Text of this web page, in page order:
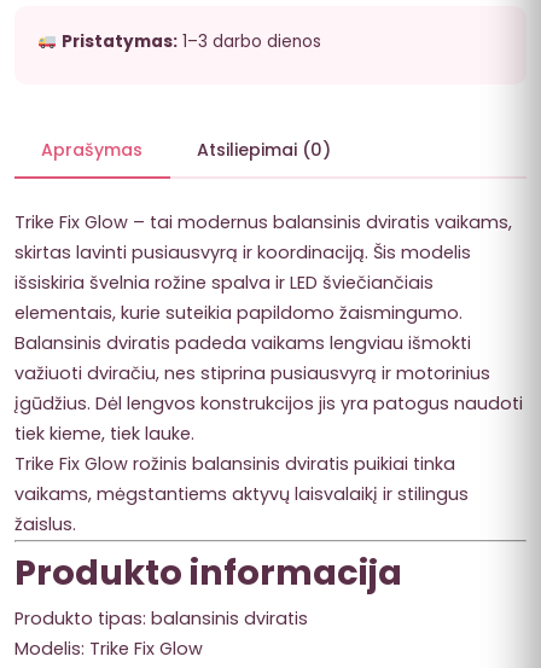
Pristatymas:1–3 darbo dienos
Aprašymas Atsiliepimai (0)
Trike Fix Glow – tai modernus balansinis dviratis vaikams,
skirtas lavinti pusiausvyrą ir koordinaciją. Šis modelis
išsiskiria švelnia rožine spalva ir LED šviečiančiais
elementais, kurie suteikia papildomo žaismingumo.
Balansinis dviratis padeda vaikams lengviau išmokti
važiuoti dviračiu, nes stiprina pusiausvyrą ir motorinius
įgūdžius. Dėl lengvos konstrukcijos jis yra patogus naudoti
tiek kieme, tiek lauke.
Trike Fix Glow rožinis balansinis dviratis puikiai tinka
vaikams, mėgstantiems aktyvų laisvalaikį ir stilingus
žaislus.
Produkto informacija
Produkto tipas: balansinis dviratis
Modelis: Trike Fix Glow